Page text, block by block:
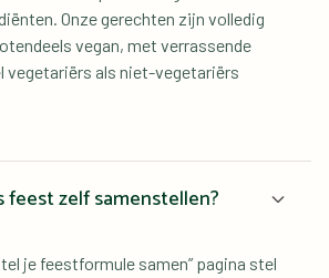
Onze gerechten zijn volledig
vegan, met verrassende
vegetariërs als niet-vegetariërs
feest zelf samenstellen?
je feestformule samen” pagina stel